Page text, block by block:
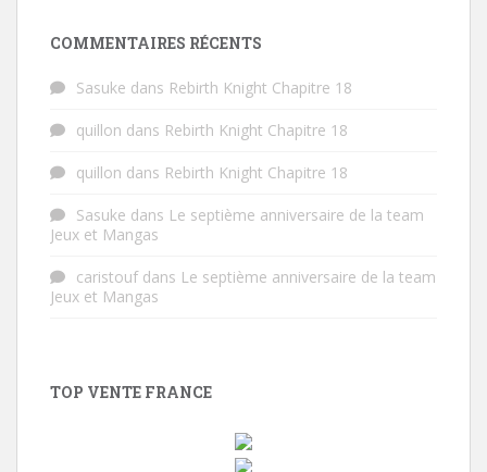
COMMENTAIRES RÉCENTS
Sasuke dans Rebirth Knight Chapitre 18
quillon dans Rebirth Knight Chapitre 18
quillon dans Rebirth Knight Chapitre 18
Sasuke dans Le septième anniversaire de la team
Jeux et Mangas
caristoufdans Le septième anniversaire de la team
Jeux et Mangas
TOP VENTE FRANCE